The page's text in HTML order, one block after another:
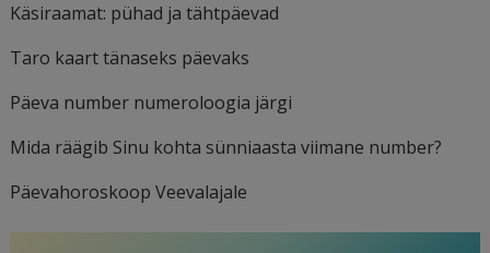
Käsiraamat: pühad ja tähtpäevad
Taro kaart tänaseks päevaks
Päeva number numeroloogia järgi
Mida räägib Sinu kohta sünniaasta viimane number?
Päevahoroskoop Veevalajale